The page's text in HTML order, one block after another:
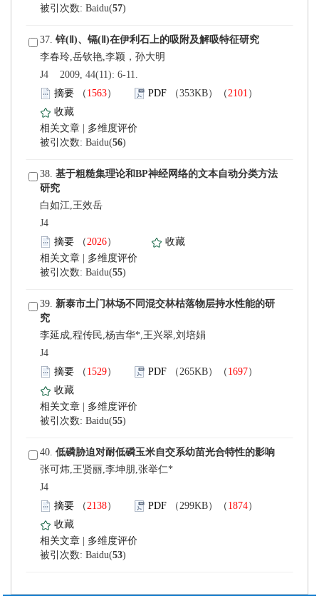
)
37.
J4 2009, 44(11): 6-11.
）
）
|
)
38.
白如江,王效岳
J4
）
|
)
39.
李延成,程传民,杨吉华*,王兴翠,刘培娟
J4
）
）
|
)
40.
张可炜,王贤丽,李坤朋,张举仁*
J4
）
）
|
)